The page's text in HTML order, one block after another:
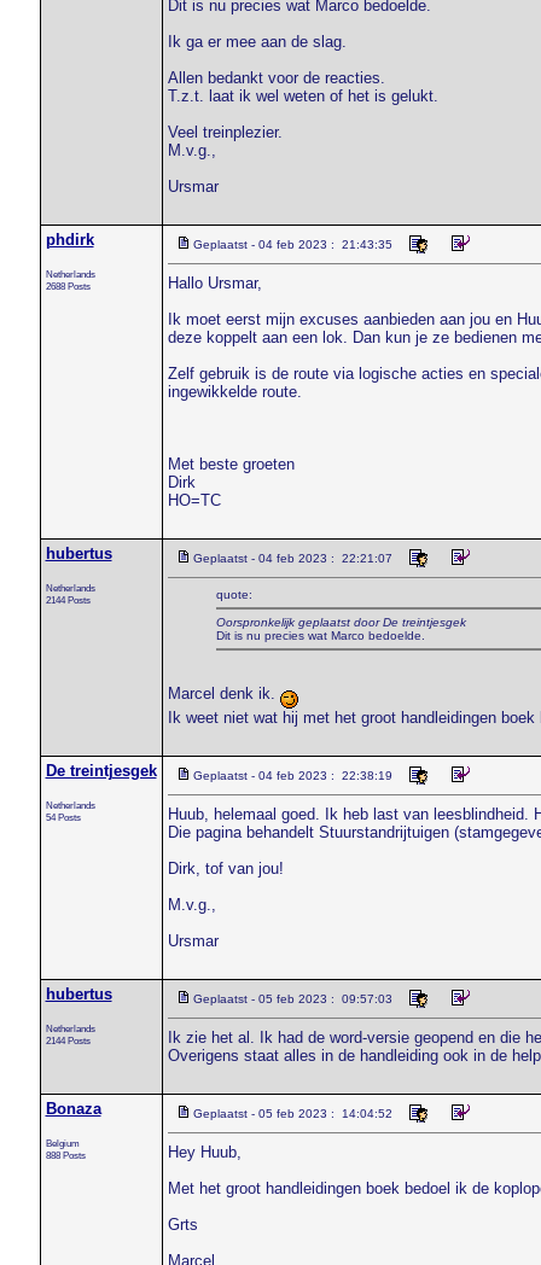
Dit is nu precies wat Marco bedoelde.
Ik ga er mee aan de slag.
Allen bedankt voor de reacties.
T.z.t. laat ik wel weten of het is gelukt.
Veel treinplezier.
M.v.g.,
Ursmar
phdirk
Netherlands
2688 Posts
Geplaatst - 04 feb 2023 : 21:43:35
Hallo Ursmar,
Ik moet eerst mijn excuses aanbieden aan jou en
deze koppelt aan een lok. Dan kun je ze bedienen
Zelf gebruik is de route via logische acties en
ingewikkelde route.
Met beste groeten
Dirk
HO=TC
hubertus
Netherlands
2144 Posts
Geplaatst - 04 feb 2023 : 22:21:07
quote:
Oorspronkelijk geplaatst door De treintjesgek
Dit is nu precies wat Marco bedoelde.
Marcel denk ik.
Ik weet niet wat hij met het groot handleidingen
De treintjesgek
Netherlands
54 Posts
Geplaatst - 04 feb 2023 : 22:38:19
Huub, helemaal goed. Ik heb last van leesblindheid.
Die pagina behandelt Stuurstandrijtuigen
Dirk, tof van jou!
M.v.g.,
Ursmar
hubertus
Netherlands
2144 Posts
Geplaatst - 05 feb 2023 : 09:57:03
Ik zie het al. Ik had de word-versie geopend en die
Overigens staat alles in de handleiding ook in de
Bonaza
Belgium
888 Posts
Geplaatst - 05 feb 2023 : 14:04:52
Hey Huub,
Met het groot handleidingen boek bedoel ik de
Grts
Marcel